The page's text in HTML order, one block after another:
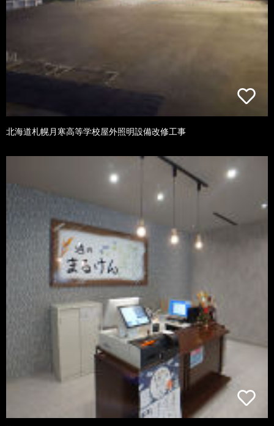
北海道札幌月寒高等学校屋外照明設備改修工事